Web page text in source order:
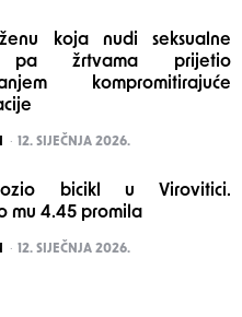
koja nudi seksualne
pa žrtvama prijetio
kompromitirajuće
12. SIJEČNJA 2026.
bicikl u Virovitici.
mu 4.45 promila
12. SIJEČNJA 2026.